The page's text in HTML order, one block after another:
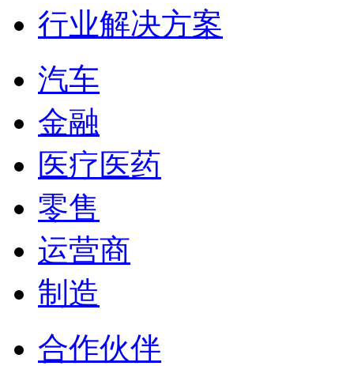
行业解决方案
汽车
金融
医疗医药
零售
运营商
制造
合作伙伴